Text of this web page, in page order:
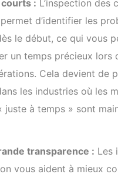
d’identifier les
le début, ce qui vous
un temps précieux lors
Cela devient de
les industries où les
juste à temps » sont
transparence : Les
vous aident à mieux